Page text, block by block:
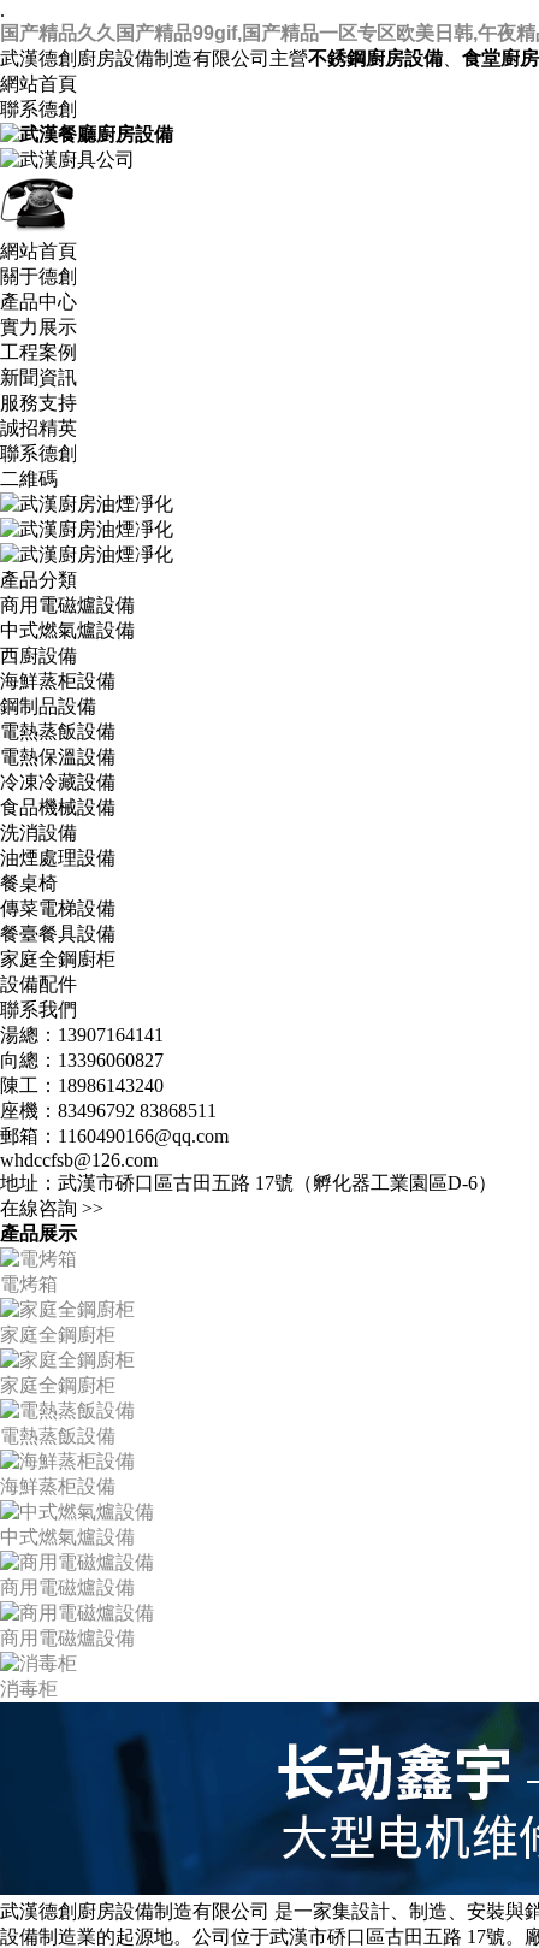
.
国产精品久久国产精品99gif,国产精品一区专区欧美日韩,午夜
武漢德創廚房設備制造有限公司主營不銹鋼廚房設備
食堂廚
網站首頁
聯系德創
網站首頁
關于德創
產品中心
實力展示
工程案例
新聞資訊
服務支持
誠招精英
聯系德創
二維碼
產品分類
商用電磁爐設備
中式燃氣爐設備
西廚設備
海鮮蒸柜設備
鋼制品設備
電熱蒸飯設備
電熱保溫設備
冷凍冷藏設備
食品機械設備
洗消設備
油煙處理設備
餐桌椅
傳菜電梯設備
餐臺餐具設備
家庭全鋼廚柜
設備配件
聯系我們
湯總：13907164141
向總：13396060827
陳工：18986143240
座機：83496792 83868511
郵箱：1160490166@qq.com
whdccfsb@126.com
地址：武漢市硚口區古田五路 17號（孵化器工業園區D-6）
在線咨詢 >>
產品展示
電烤箱
家庭全鋼廚柜
家庭全鋼廚柜
電熱蒸飯設備
海鮮蒸柜設備
中式燃氣爐設備
商用電磁爐設備
商用電磁爐設備
消毒柜
武漢德創廚房設備制造有限公司 是一家集設計、制造、安裝
設備制造業的起源地。公司位于武漢市硚口區古田五路 17號